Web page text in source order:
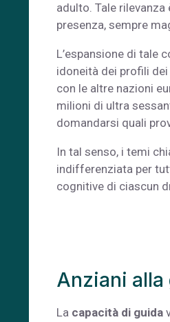
adulto. Tale
presenza, sempre
L’espansione di tale
idoneità dei profili
con le altre nazioni
milioni di ultra
domandarsi quali
In tal senso, i temi
indifferenziata per
cognitive di ciascun
Anziani alla
La capacità di guida